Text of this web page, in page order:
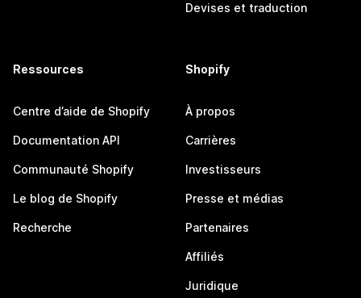
Devises et traduction
Ressources
Centre d’aide de Shopify
Documentation API
Communauté Shopify
Le blog de Shopify
Recherche
Shopify
À propos
Carrières
Investisseurs
Presse et médias
Partenaires
Affiliés
Juridique